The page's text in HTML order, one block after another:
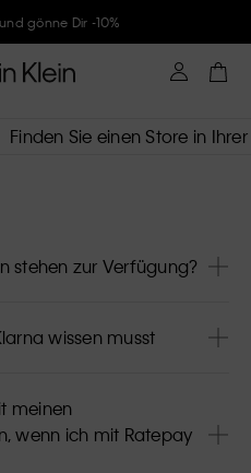
gönne Dir -10%
Finden Sie einen Store in
stehen zur Verfügung?
wissen musst
meinen
wenn ich mit Ratepay